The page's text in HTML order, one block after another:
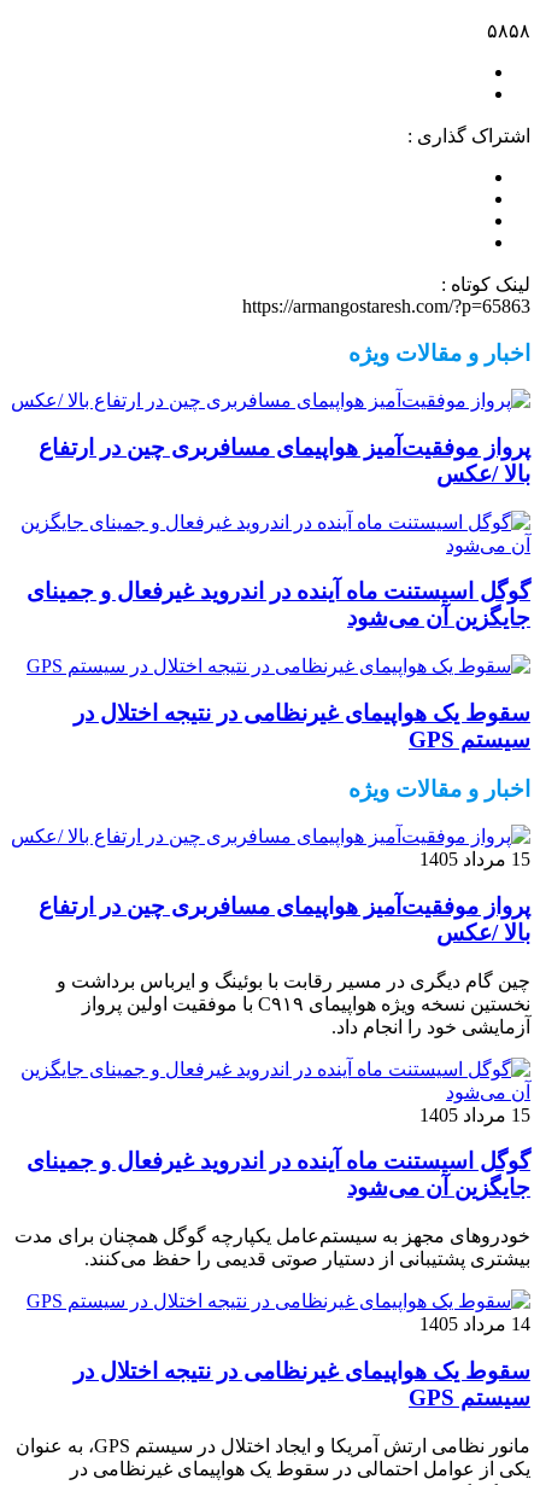
۵۸۵۸
اشتراک گذاری :
لینک کوتاه :
https://armangostaresh.com/?p=65863
اخبار و مقالات ویژه
پرواز موفقیت‌آمیز هواپیمای مسافربری چین در ارتفاع
بالا /عکس
گوگل اسیستنت ماه آینده در اندروید غیرفعال و جمینای
جایگزین آن می‌شود
سقوط یک هواپیمای غیرنظامی در نتیجه اختلال در
سیستم‌ GPS
اخبار و مقالات ویژه
15 مرداد 1405
پرواز موفقیت‌آمیز هواپیمای مسافربری چین در ارتفاع
بالا /عکس
چین گام دیگری در مسیر رقابت با بوئینگ و ایرباس برداشت و
نخستین نسخه ویژه هواپیمای C۹۱۹ با موفقیت اولین پرواز
آزمایشی خود را انجام داد.
15 مرداد 1405
گوگل اسیستنت ماه آینده در اندروید غیرفعال و جمینای
جایگزین آن می‌شود
خودروهای مجهز به سیستم‌عامل یکپارچه گوگل همچنان برای مدت
بیشتری پشتیبانی از دستیار صوتی قدیمی را حفظ می‌کنند.
14 مرداد 1405
سقوط یک هواپیمای غیرنظامی در نتیجه اختلال در
سیستم‌ GPS
مانور نظامی ارتش آمریکا و ایجاد اختلال در سیستم‌ GPS، به عنوان
یکی از عوامل احتمالی در سقوط یک هواپیمای غیرنظامی در